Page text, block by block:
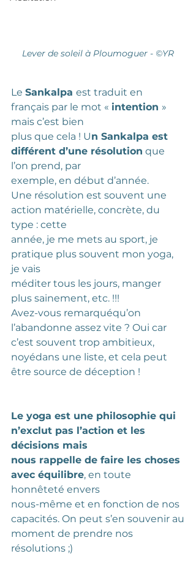
Lever de soleil à Ploumoguer - ©YR
Le Sankalpa est traduit en
français par le mot « intention »
mais c’est bien
plus que cela ! Un Sankalpa est
différent d’une résolution que
l’on prend, par
exemple, en début d’année.
Une résolution est souvent une
action matérielle, concrète, du
type : cette
année, je me mets au sport, je
pratique plus souvent mon yoga,
je vais
méditer tous les jours, manger
plus sainement, etc. !!!
Avez-vous remarquéqu’on
l’abandonne assez vite ? Oui car
c’est souvent trop ambitieux,
noyédans une liste, et cela peut
être source de déception !
Le yoga est une philosophie qui
n’exclut pas l’action et les
décisions mais
nous rappelle de faire les choses
avec équilibre, en toute
honnêteté envers
nous-même et en fonction de nos
capacités. On peut s’en souvenir au
moment de prendre nos
résolutions ;)